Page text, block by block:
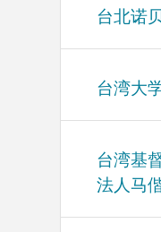
台北诺
台湾大
台湾基
法人马